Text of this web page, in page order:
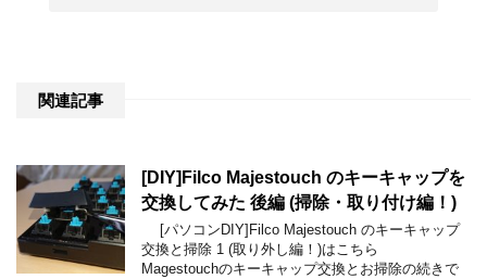
関連記事
[DIY]Filco Majestouch のキーキャップを
交換してみた 後編 (掃除・取り付け編！)
[パソコンDIY]Filco Majestouch のキーキャップ
交換と掃除 1 (取り外し編！)はこちら
Magestouchのキーキャップ交換とお掃除の続きで